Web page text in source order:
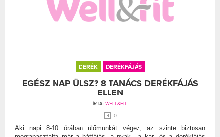
DERÉK DERÉKFÁJÁS
EGÉSZ NAP ÜLSZ? 8 TANÁCS DERÉKFÁJÁS
ELLEN
ÍRTA: WELL&FIT
0
Aki napi 8-10 órában ülőmunkát végez, az szinte biztosan